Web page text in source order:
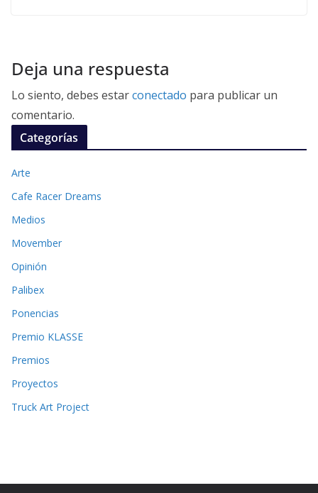
Deja una respuesta
Lo siento, debes estarconectado para publicar un
comentario.
Categorías
Arte
Cafe Racer Dreams
Medios
Movember
Opinión
Palibex
Ponencias
Premio KLASSE
Premios
Proyectos
Truck Art Project